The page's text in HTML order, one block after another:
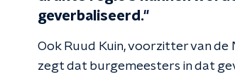
geverbaliseerd."
Ook Ruud Kuin, voorzitter van
zegt dat burgemeesters in dat